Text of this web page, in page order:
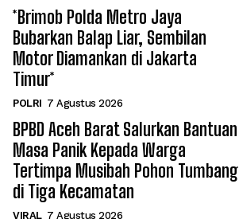
*Brimob Polda Metro Jaya
Bubarkan Balap Liar, Sembilan
Motor Diamankan di Jakarta
Timur*
POLRI 7 Agustus 2026
BPBD Aceh Barat Salurkan Bantuan
Masa Panik Kepada Warga
Tertimpa Musibah Pohon Tumbang
di Tiga Kecamatan
VIRAL 7 Agustus 2026